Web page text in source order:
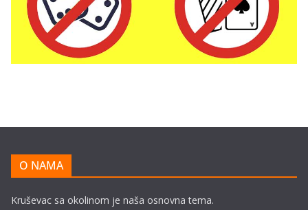
O NAMA
Kruševac sa okolinom je naša osnovna tema.